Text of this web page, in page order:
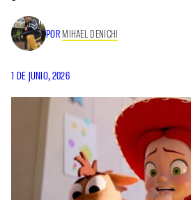
POR MIHAEL DENICHI
1 DE JUNIO, 2026